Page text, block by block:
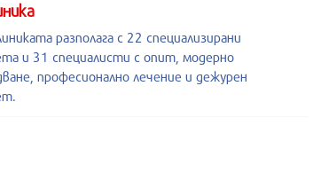
разполага с 22 специализирани
и 31 специалисти с опит, модерно
професионално лечение и дежурен